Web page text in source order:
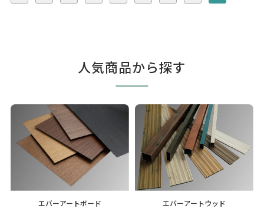
人気商品から探す
エバーアートボード エバーアートウッド